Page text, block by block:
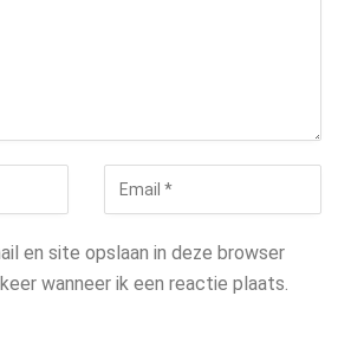
en site opslaan in deze browser
wanneer ik een reactie plaats.